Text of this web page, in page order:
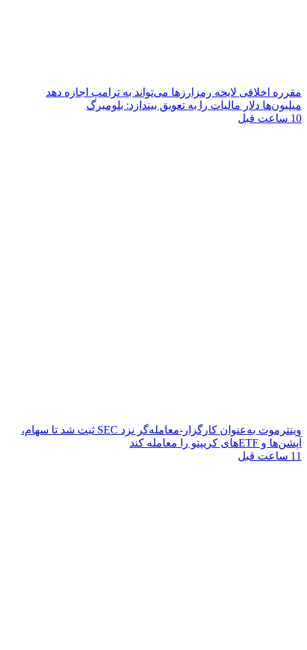
مقرره اخلاقی لایحه رمزارزها می‌تواند به ترامپ اجازه دهد
میلیون‌ها دلار مالیات را به تعویق بیندازد: بلومبرگ
10 ساعت قبل
وینترموت به‌عنوان کارگزار-معامله‌گر نزد SEC ثبت شد تا سهام،
آپشن‌ها و ETFهای کریپتو را معامله کند
11 ساعت قبل